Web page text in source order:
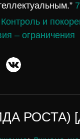
Контроль и
– ограничения
РОСТА)